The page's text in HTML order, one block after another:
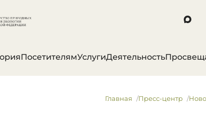
ПосетителямУслугиДеятельность
Главная Пресс-центр